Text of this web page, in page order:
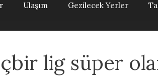
Ulaşım Gezilecek Yerler
lig süper